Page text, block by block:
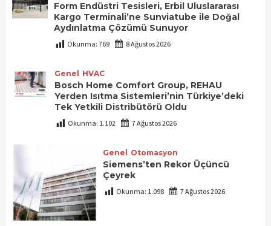
Form Endüstri Tesisleri, Erbil Uluslararası
Kargo Terminali’ne Sunviatube ile Doğal
Aydınlatma Çözümü Sunuyor
Okunma: 769 8 Ağustos 2026
Genel HVAC
Bosch Home Comfort Group, REHAU
Yerden Isıtma Sistemleri’nin Türkiye’deki
Tek Yetkili Distribütörü Oldu
Okunma: 1.102 7 Ağustos 2026
Genel Otomasyon
Siemens’ten Rekor Üçüncü
Çeyrek
Okunma: 1.098 7 Ağustos 2026